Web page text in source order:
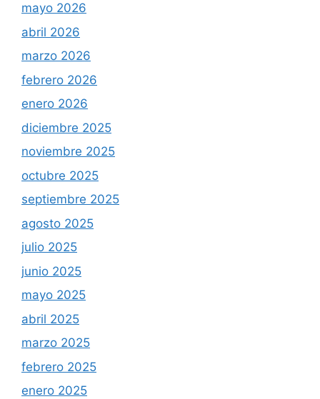
mayo 2026
abril 2026
marzo 2026
febrero 2026
enero 2026
diciembre 2025
noviembre 2025
octubre 2025
septiembre 2025
agosto 2025
julio 2025
junio 2025
mayo 2025
abril 2025
marzo 2025
febrero 2025
enero 2025